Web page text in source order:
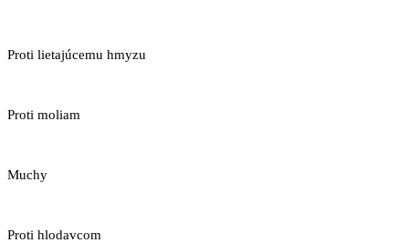
Proti lietajúcemu hmyzu
Proti moliam
Muchy
Proti hlodavcom